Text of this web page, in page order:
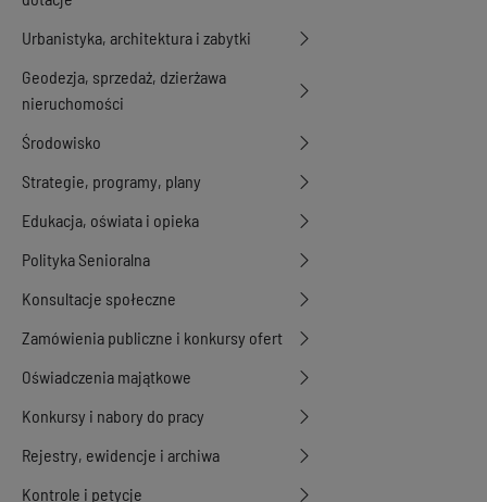
Urbanistyka, architektura i zabytki
Geodezja, sprzedaż, dzierżawa
nieruchomości
Środowisko
Strategie, programy, plany
Edukacja, oświata i opieka
Polityka Senioralna
Konsultacje społeczne
Zamówienia publiczne i konkursy ofert
Oświadczenia majątkowe
Konkursy i nabory do pracy
Rejestry, ewidencje i archiwa
Kontrole i petycje